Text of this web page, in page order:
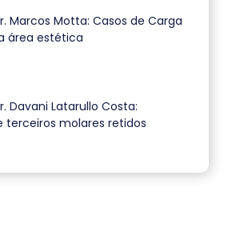
Marcos Motta: Casos de Carga
área estética
Davani Latarullo Costa:
terceiros molares retidos